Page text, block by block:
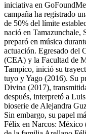
iniciativa en
campaña ha registrado
de 50% del límite
nació en Tamazunchale,
preparó en música
actuación. Egresado del
(CEA) y la Facultad de
Tampico, inició su
tuyo y Yago (2016). Su
Divina (2017),
después, interpretó a
bioserie de Alejandra
Sin embargo, su papel
Félix en Narcos: México